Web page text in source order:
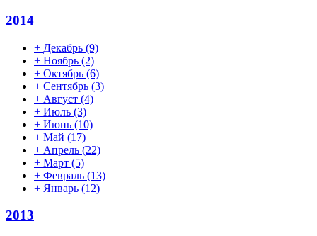
2014
+ Декабрь (9)
+ Ноябрь (2)
+ Октябрь (6)
+ Сентябрь (3)
+ Август (4)
+ Июль (3)
+ Июнь (10)
+ Май (17)
+ Апрель (22)
+ Март (5)
+ Февраль (13)
+ Январь (12)
2013